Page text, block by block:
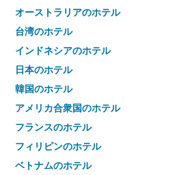
オーストラリアのホテル
台湾のホテル
インドネシアのホテル
日本のホテル
韓国のホテル
アメリカ合衆国のホテル
フランスのホテル
フィリピンのホテル
ベトナムのホテル